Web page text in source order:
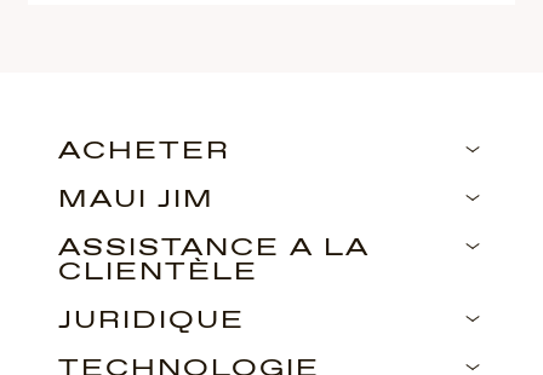
ACHETER
MAUI JIM
ASSISTANCE À LA
CLIENTÈLE
JURIDIQUE